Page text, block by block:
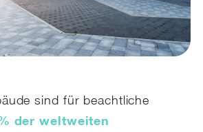
sind für beachtliche
der weltweiten